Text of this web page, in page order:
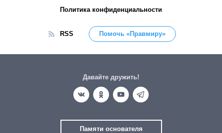
Политика конфиденциальности
RSS Помочь «Правмиру»
Давайте дружить!
Памяти основателя